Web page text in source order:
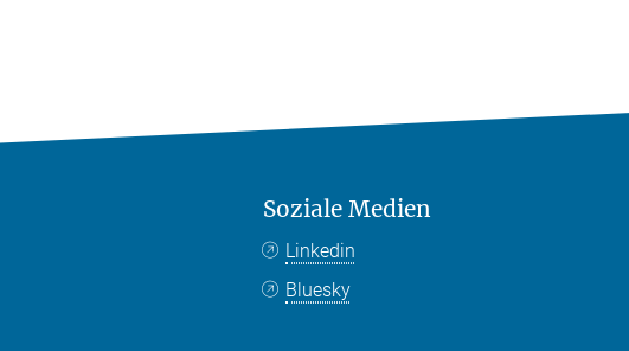
Soziale Medien
Linkedin
Bluesky